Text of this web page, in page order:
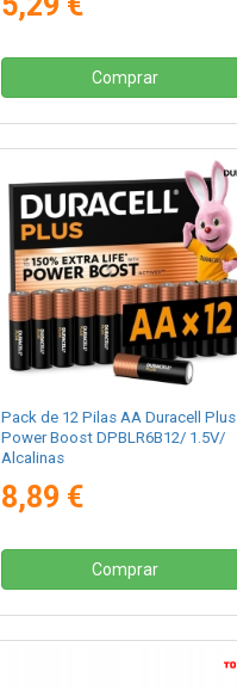
Comprar
Pack de 12 Pilas AA Duracell Plus
Power Boost DPBLR6B12/ 1.5V/
Alcalinas
8,89 €
Comprar